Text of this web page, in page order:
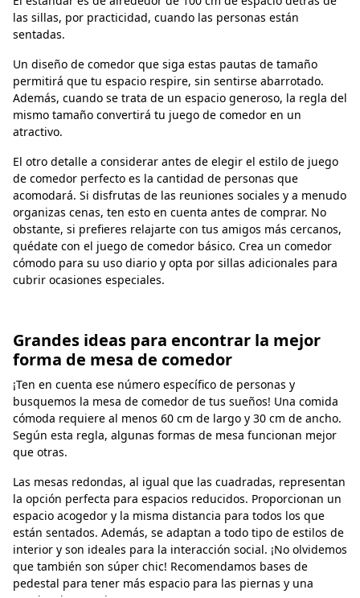
las sillas, por practicidad, cuando las personas están
sentadas.
Un diseño de comedor que siga estas pautas de tamaño
permitirá que tu espacio respire, sin sentirse abarrotado.
Además, cuando se trata de un espacio generoso, la regla del
mismo tamaño convertirá tu juego de comedor en un
atractivo.
El otro detalle a considerar antes de elegir el estilo de juego
de comedor perfecto es la cantidad de personas que
acomodará. Si disfrutas de las reuniones sociales y a menudo
organizas cenas, ten esto en cuenta antes de comprar. No
obstante, si prefieres relajarte con tus amigos más cercanos,
quédate con el juego de comedor básico. Crea un comedor
cómodo para su uso diario y opta por sillas adicionales para
cubrir ocasiones especiales.
Grandes ideas para encontrar la mejor
forma de mesa de comedor
¡Ten en cuenta ese número específico de personas y
busquemos la mesa de comedor de tus sueños! Una comida
cómoda requiere al menos 60 cm de largo y 30 cm de ancho.
Según esta regla, algunas formas de mesa funcionan mejor
que otras.
Las mesas redondas, al igual que las cuadradas, representan
la opción perfecta para espacios reducidos. Proporcionan un
espacio acogedor y la misma distancia para todos los que
están sentados. Además, se adaptan a todo tipo de estilos de
interior y son ideales para la interacción social. ¡No olvidemos
que también son súper chic! Recomendamos bases de
pedestal para tener más espacio para las piernas y una